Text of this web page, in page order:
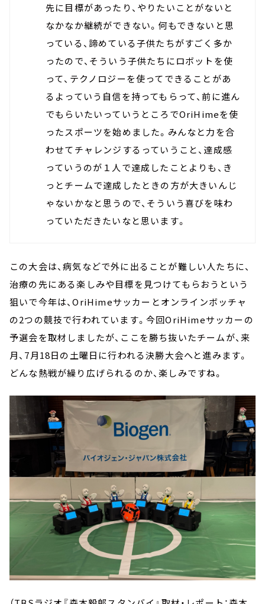
先に目標があったり、やりたいことがないと
なかなか継続ができない。何もできないと思
っている、諦めている子供たちがすごく多か
ったので、そういう子供たちにロボットを使
って、テクノロジーを使ってできることがあ
るよっていう自信を持ってもらって、前に進ん
でもらいたいっていうところでOriHimeを使
ったスポーツを始めました。みんなと力を合
わせてチャレンジするっていうこと、達成感
っていうのが１人で達成したことよりも、き
っとチームで達成したときの方が大きいんじ
ゃないかなと思うので、そういう喜びを味わ
っていただきたいなと思います。
この大会は、病気などで外に出ることが難しい人たちに、
治療の先にある楽しみや目標を見つけてもらおうと いう
狙いで今年は、OriHimeサッカーとオンラインボッチャ
の2つの競技で行われています。今回OriHimeサッカーの
予選会を取材しましたが、ここを勝ち抜いたチームが、来
月、7月18日の土曜日に行われる決勝大会へと進みます。
どんな熱戦が繰り広げられるのか、楽しみですね。